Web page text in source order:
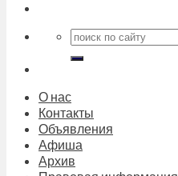
О нас
Контакты
Объявления
Афиша
Архив